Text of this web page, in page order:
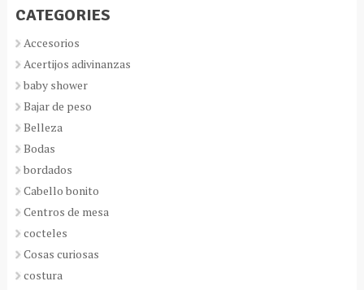
CATEGORIES
Accesorios
Acertijos adivinanzas
baby shower
Bajar de peso
Belleza
Bodas
bordados
Cabello bonito
Centros de mesa
cocteles
Cosas curiosas
costura